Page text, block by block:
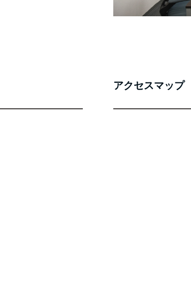
アクセスマップ